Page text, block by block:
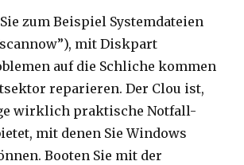
zum Beispiel Systemdateien
mit Diskpart
auf die Schliche kommen
reparieren. Der Clou ist,
wirklich praktische Notfall-
mit denen Sie Windows
Booten Sie mit der